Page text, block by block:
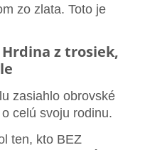
zo zlata. Toto je
Hrdina z trosiek,
zasiahlo obrovské
celú svoju rodinu.
ten, kto BEZ